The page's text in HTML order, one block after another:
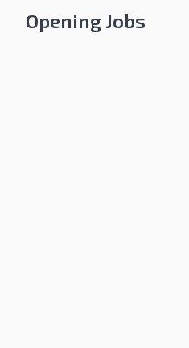
Opening Jobs